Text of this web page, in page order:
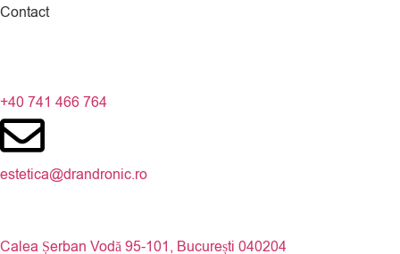
Contact
+40 741 466 764
estetica@drandronic.ro
Calea Șerban Vodă 95-101, București 040204